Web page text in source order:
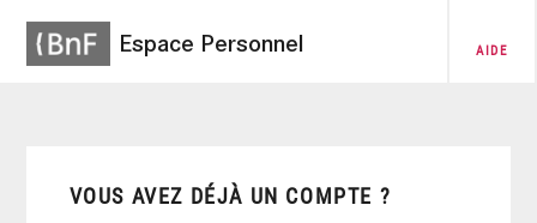
Espace Personnel AIDE
VOUS AVEZ DÉJÀ UN COMPTE ?